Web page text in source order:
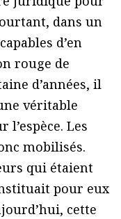
dans un
d’en
rouge de
d’années, il
véritable
l’espèce. Les
mobilisés.
qui étaient
pour eux
cette